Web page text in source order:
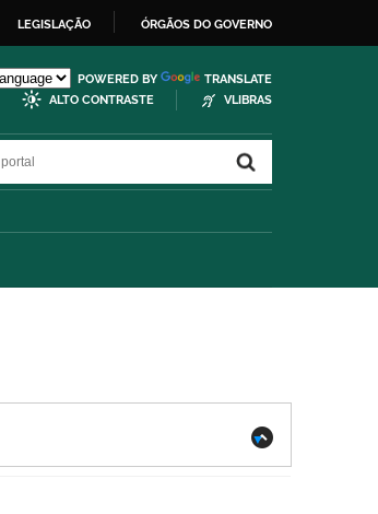
LEGISLAÇÃO ÓRGÃOS DO GOVERNO
POWERED BY
TRANSLATE
ALTO CONTRASTE
VLIBRAS